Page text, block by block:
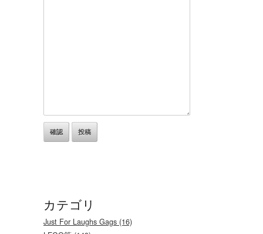
カテゴリ
Just For Laughs Gags (16)